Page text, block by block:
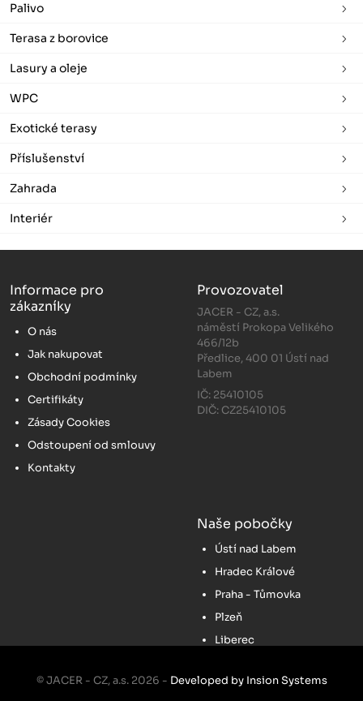
Palivo
Terasa z borovice
Lasury a oleje
WPC
Exotické terasy
Příslušenství
Zahrada
Interiér
Informace pro
zákazníky
O nás
Jak nakupovat
Obchodní podmínky
Certifikáty
Zásady Cookies
Odstoupení od smlouvy
Kontakty
Provozovatel
JACER - CZ, a.s.
náměstí Prokopa Velikého
466/12b
Předlice, 400 01 Ústí nad
Labem
IČ: 25410105
DIČ: CZ25410105
Naše pobočky
Ústí nad Labem
Hradec Králové
Praha - Tůmovka
Plzeň
Liberec
© JACER - CZ, a.s. 2026 - Developed by Insion Systems